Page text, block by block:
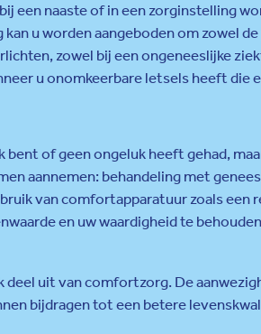
een naaste of in een zorginstelling
u worden aangeboden om zowel
zowel bij een ongeneeslijke
u onomkeerbare letsels heeft die
of geen ongeluk heeft gehad,
aannemen: behandeling met
van comfortapparatuur zoals een
en uw waardigheid te
uit van comfortzorg. De
bijdragen tot een betere